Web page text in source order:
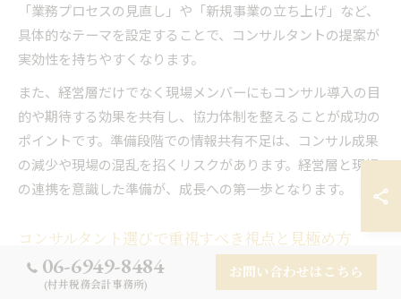
「業務プロセスの見直し」や「新規事業の立ち上げ」など、
具体的なテーマを設定することで、コンサルタントの提案が
実効性を持ちやすくなります。
また、経営層だけでなく現場メンバーにもコンサル導入の目
的や期待する効果を共有し、協力体制を整えることが成功の
ポイントです。準備段階での情報共有不足は、コンサル成果
の減少や現場の混乱を招くリスクがあります。経営層と現場
の連携を意識した準備が、成長への第一歩となります。
コンサルタント選びで重視すべき視点と見極め方
コンサルタント選びは、自社の課題解決や成長戦略の実現に
06-6949-8484
(村井税務会計事務所)
お問い合わせはこちら